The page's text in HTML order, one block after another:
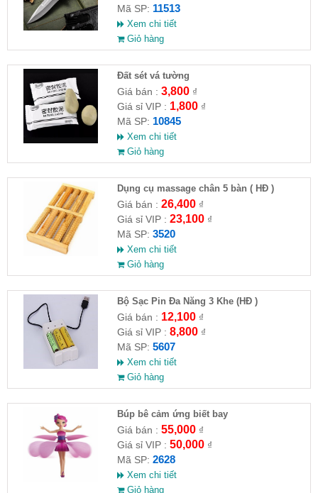
Mã SP: 11513
Xem chi tiết
Giỏ hàng
Đất sét vá tường
Giá bán : 3,800₫
Giá sỉ VIP : 1,800₫
Mã SP: 10845
Xem chi tiết
Giỏ hàng
Dụng cụ massage chân 5 bàn ( HĐ )
Giá bán : 26,400₫
Giá sỉ VIP : 23,100₫
Mã SP: 3520
Xem chi tiết
Giỏ hàng
Bộ Sạc Pin Đa Năng 3 Khe (HĐ )
Giá bán : 12,100₫
Giá sỉ VIP : 8,800₫
Mã SP: 5607
Xem chi tiết
Giỏ hàng
​Búp bê cảm ứng biết bay
Giá bán : 55,000₫
Giá sỉ VIP : 50,000₫
Mã SP: 2628
Xem chi tiết
Giỏ hàng